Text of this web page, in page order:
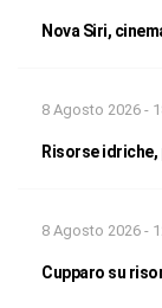
Nova Siri,
8 Agosto 2026 -
Risorse
8 Agosto 2026 -
Cupparo su